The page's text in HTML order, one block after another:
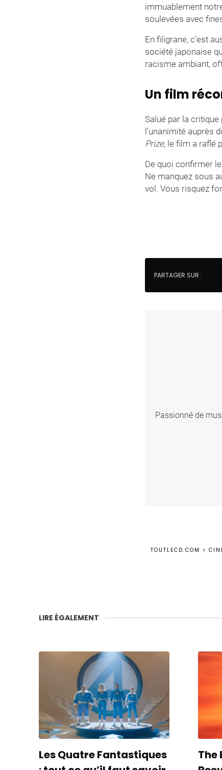
immuablement
soulevées avec
En filigrane, c’est
société japonaise
racisme ambiant,
Un film
Salué par la
l’unanimité auprès
Prize, le film a raflé
De quoi confirmer
Ne manquez sous
vol. Vous risquez
PARTAGER SUR :
Passionné de
TOUTLECD.COM >
LIRE ÉGALEMENT
Les Quatre Fantastiques
The